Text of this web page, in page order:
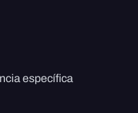
específica